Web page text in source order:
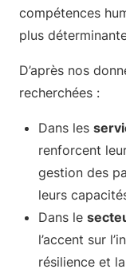
compétences
plus
D’après nos
recherchées :
Dans les
renforcent
gestion des
leurs
Dans le
l’accent sur
résilience et